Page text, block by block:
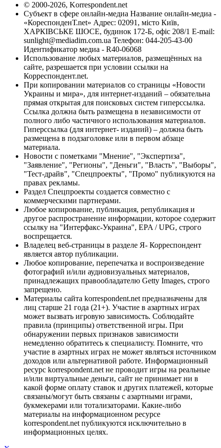
© 2000-2026, Korrespondent.net
Субъект в сфере онлайн-медиа Название онлайн-медиа -
«КореспонденТ.net» Адрес: 02091, місто Київ,
ХАРКІВСЬКЕ ШОСЕ, будинок 172-Б, офіс 208/1 E-mail:
sunlight@mediadim.com.ua Телефон: 044-205-43-00
Идентификатор медиа - R40-06068
Использование любых материалов, размещённых на
сайте, разрешается при условии ссылки на
Корреспондент.net.
При копировании материалов со страницы «Новости
Украины и мира», для интернет-изданий – обязательна
прямая открытая для поисковых систем гиперссылка.
Ссылка должна быть размещена в независимости от
полного либо частичного использования материалов.
Гиперссылка (для интернет- изданий) – должна быть
размещена в подзаголовке или в первом абзаце
материала.
Новости с пометками "Мнение", "Экспертиза",
"Заявление", "Регионы", "Деньги", "Власть", "Выборы",
"Тест-драйв", "Спецпроекты", "Промо" публикуются на
правах рекламы.
Раздел Спецпроекты создается совместно с
коммерческими партнерами.
Любое копирование, публикация, републикация и
другое распространение информации, которое содержит
ссылку на "Интерфакс-Украина", EPA / UPG, строго
воспрещается.
Владелец веб-страницы в разделе Я- Корреспондент
является автор публикации.
Любое копирование, перепечатка и воспроизведение
фотографий и/или аудиовизуальных материалов,
принадлежащих правообладателю Getty Images, строго
запрещено.
Материалы сайта korrespondent.net предназначены для
лиц старше 21 года (21+). Участие в азартных играх
может вызвать игровую зависимость. Соблюдайте
правила (принципы) ответственной игры. При
обнаружении первых признаков зависимости
немедленно обратитесь к специалисту. Помните, что
участие в азартных играх не может являться источником
доходов или альтернативой работе. Информационный
ресурс korrespondent.net не проводит игры на реальные
и/или виртуальные деньги, сайт не принимает ни в
какой форме оплату ставок и других платежей, которые
связаны/могут быть связаны с азартными играми,
букмекерами или тотализаторами. Какие-либо
материалы на информационном ресурсе
korrespondent.net публикуются исключительно в
информационных целях.